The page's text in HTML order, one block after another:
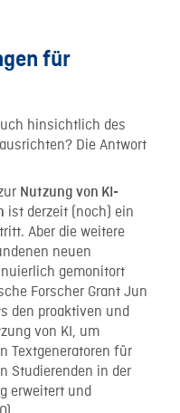
für
hinsichtlich des
Die Antwort
Nutzung von KI-
ist derzeit (noch) ein
Aber die weitere
neuen
gemonitort
Forscher Grant Jun
den proaktiven und
von KI, um
Textgeneratoren für
Studierenden in der
erweitert und